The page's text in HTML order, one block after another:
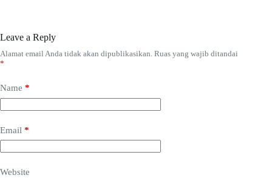
Leave a Reply
Alamat email Anda tidak akan dipublikasikan. Ruas yang wajib ditandai
*
Name *
Email *
Website